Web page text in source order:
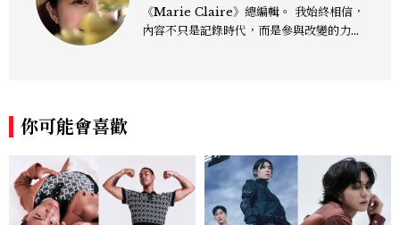
《Marie Claire》總編輯。 我始終相信，
內容不只是記錄時代，而是參與改變的力
《美麗佳人》持續成為一本具影響力與溫度
的雜誌。
你可能會喜歡